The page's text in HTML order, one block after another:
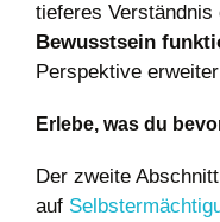
tieferes Verständnis
Bewusstsein
Perspektive
Erlebe, was du
Der zweite
auf